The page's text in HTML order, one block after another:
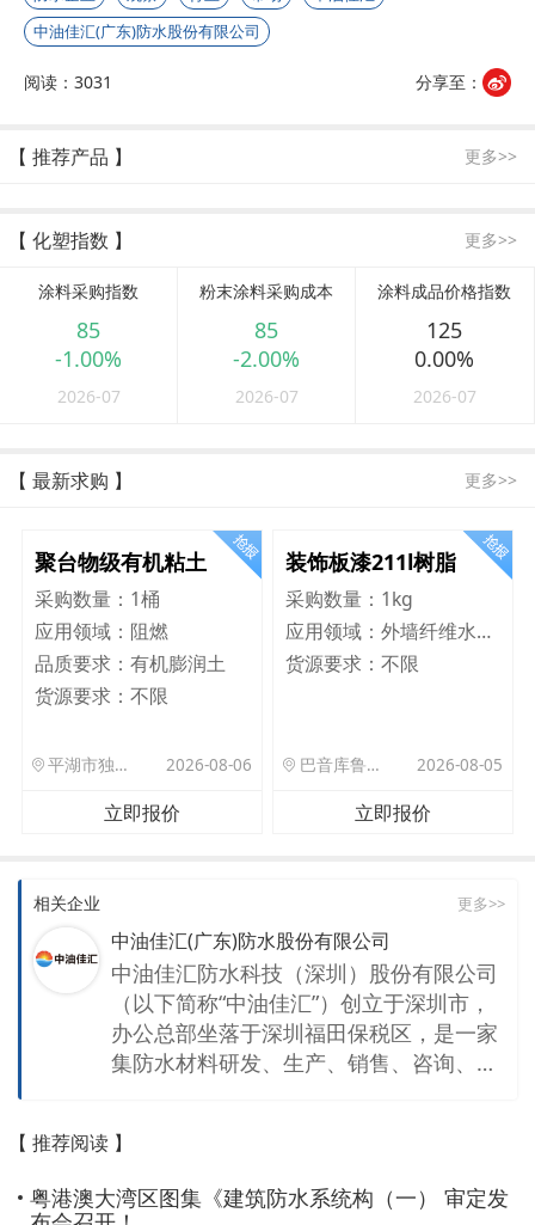
中油佳汇(广东)防水股份有限公司
阅读：3031 分享至：
【 推荐产品 】 更多>>
【 化塑指数 】 更多>>
涂料采购指数
85
-1.00%
2026-07
粉末涂料采购成本
85
-2.00%
2026-07
涂料成品价格指数
125
0.00%
2026-07
【 最新求购 】 更多>>
聚台物级有机粘土
采购数量： 1桶
应用领域： 阻燃
品质要求： 有机膨润土
货源要求： 不限
平湖市独山港镇集港路 589 号 2026-08-06
立即报价
装饰板漆211l树脂
采购数量： 1kg
应用领域：
外墙纤维水泥板
货源要求：不限
巴音库鲁提镇,托帕口岸六号库房 2026-08-05
立即报价
相关企业 更多>>
中油佳汇(广东)防水股份有限公司
中油佳汇防水科技（深圳）股份有限公司
（以下简称“中油佳汇”）创立于深圳市，
办公总部坐落于深圳福田保税区，是一家
集防水材料研发、生产、销售、咨询、设
体化专业防水企业。2018年荣登中国建材
500强企业，2019年荣获中国建筑防水企
业10强。 中油佳汇致力于绿色防水材料
【 推荐阅读 】
粤港澳大湾区图集《建筑防水系统构（一） 审定发